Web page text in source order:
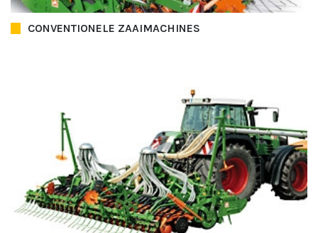
CONVENTIONELE ZAAIMACHINES